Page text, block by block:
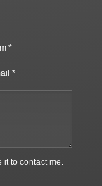
*
*
it to contact me.